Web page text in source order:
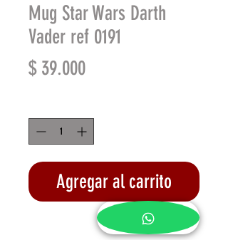
Mug Star Wars Darth
Vader ref 0191
$ 39.000Precio
Agregar al carrito
Realizar compra